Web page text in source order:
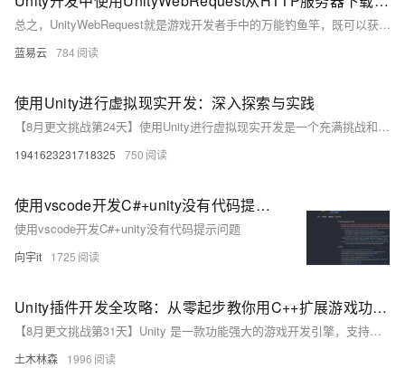
总之，UnityWebRequest就是游戏开发者手中的万能钓鱼竿，既可以获取文本数据，也能钓上图片资源，甚至是那声音的涟漪。使用UnityWebRequest的时候，你需要精心准备，比如确定URL、配置请求类型和头信息；发起请求；巧妙处理钓获的数据；还需要机智面对网络波澜，处理各种可能出现的错误。按照这样的过程，数据的钓取将会是一次既轻松愉快也效率高效的编程钓鱼之旅。
蓝易云 784
使用Unity进行虚拟现实开发：深入探索与实践
【8月更文挑战第24天】使用Unity进行虚拟现实开发是一个充满挑战和机遇的过程。通过掌握Unity的VR开发技术，你可以创造出令人惊叹的VR体验，为用户带来前所未有的沉浸感和乐趣。随着技术的不断进步和应用场景的不断拓展，VR开发的未来充满了无限可能。希望本文能为你提供有用的指导和启发！
1941623231718325 750
使用vscode开发C#+unity没有代码提示问题
使用vscode开发C#+unity没有代码提示问题
向宇it 1725
Unity插件开发全攻略：从零起步教你用C++扩展游戏功能，解锁Unity新玩法的详细步骤与实战技巧大公开
【8月更文挑战第31天】Unity 是一款功能强大的游戏开发引擎，支持多平台发布并拥有丰富的插件生态系统。本文介绍 Unity 插件开发基础，帮助读者从零开始编写自定义插件以扩展其功能。插件通常用 C++ 编写，通过 Mono C# 运行时调用，需在不同平台上编译。文中详细讲解了开发环境搭建、简单插件编写及在 Unity 中调用的方法，包括创建 C# 封装脚本和处理跨平台问题，助力开发者提升游戏开发效率。
土木林森 1996